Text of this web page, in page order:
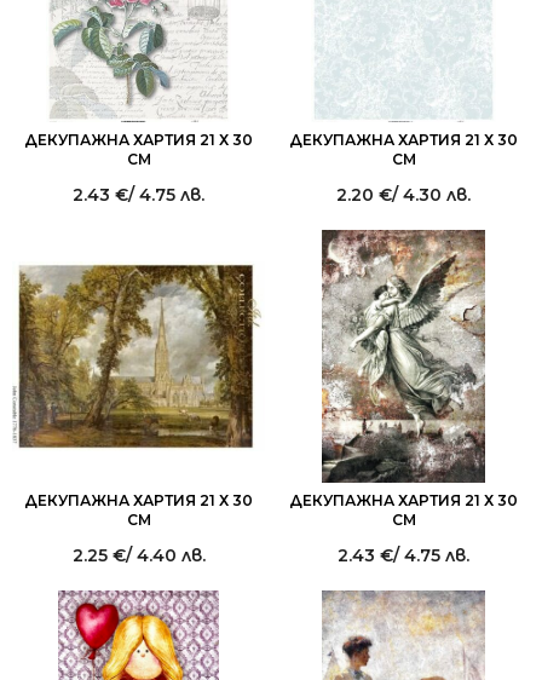
ДЕКУПАЖНА ХАРТИЯ 21 Х 30
СМ
2.43 €/ 4.75 лв.
ДЕКУПАЖНА ХАРТИЯ 21 Х 30
СМ
2.20 €/ 4.30 лв.
ДЕКУПАЖНА ХАРТИЯ 21 Х 30
СМ
2.25 €/ 4.40 лв.
ДЕКУПАЖНА ХАРТИЯ 21 Х 30
СМ
2.43 €/ 4.75 лв.